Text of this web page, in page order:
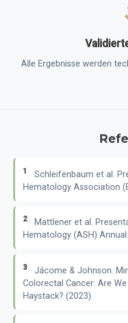
Alle Ergebnisse werden
1
Schleifenbaum et al.
Hematology Association
2
Mattlener et al.
Hematology (ASH)
3
Jácome & Johnson.
Colorectal Cancer: Are
Haystack? (2023)